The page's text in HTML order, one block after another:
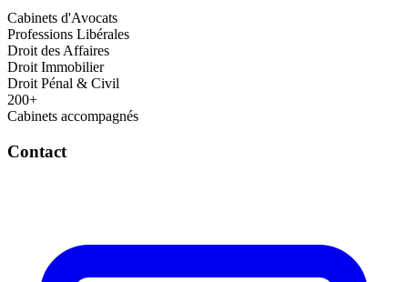
Cabinets d'Avocats
Professions Libérales
Droit des Affaires
Droit Immobilier
Droit Pénal & Civil
200+
Cabinets accompagnés
Contact